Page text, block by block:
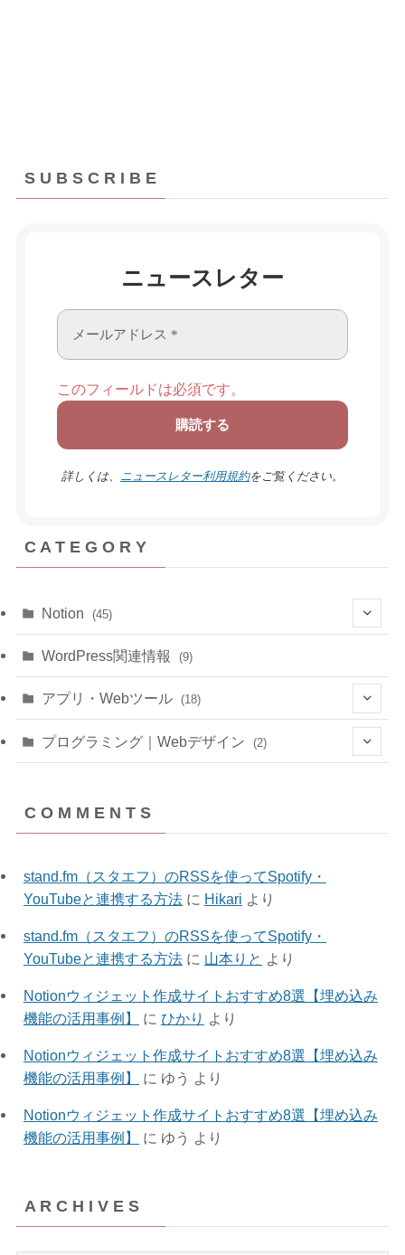
S U B S C R I B E
ニュースレター
このフィールドは必須です。
詳しくは、 ニュースレター利用規約をご覧ください。
C A T E G O R Y
Notion (45)
(6)
(6)
(1)
(8)
WordPress関連情報 (9)
アプリ・Webツール (18)
(1)
(3)
プログラミング｜Webデザイン (2)
(1)
C O M M E N T S
stand.fm（スタエフ）のRSSを使ってSpotify・
YouTubeと連携する方法に Hikari より
stand.fm（スタエフ）のRSSを使ってSpotify・
YouTubeと連携する方法に 山本りと より
Notionウィジェット作成サイトおすすめ8選【埋め込み
機能の活用事例】
に ひかり より
Notionウィジェット作成サイトおすすめ8選【埋め込み
機能の活用事例】
に ゆう より
Notionウィジェット作成サイトおすすめ8選【埋め込み
機能の活用事例】
に ゆう より
A R C H I V E S